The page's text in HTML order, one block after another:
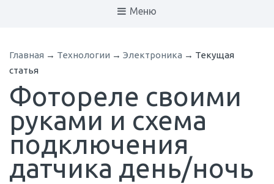
Меню
Главная → Технологии → Электроника → Текущая
статья
Фотореле своими
руками и схема
подключения
датчика день/ночь